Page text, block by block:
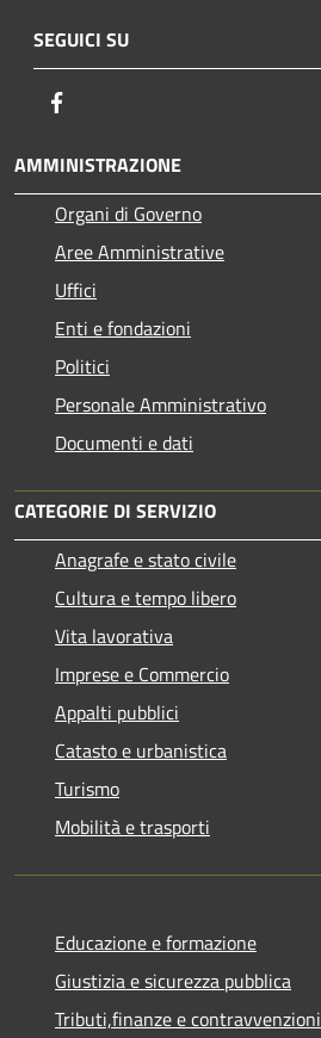
SEGUICI SU
AMMINISTRAZIONE
Organi di Governo
Aree Amministrative
Uffici
Enti e fondazioni
Politici
Personale Amministrativo
Documenti e dati
CATEGORIE DI SERVIZIO
Anagrafe e stato civile
Cultura e tempo libero
Vita lavorativa
Imprese e Commercio
Appalti pubblici
Catasto e urbanistica
Turismo
Mobilità e trasporti
Educazione e formazione
Giustizia e sicurezza pubblica
Tributi,finanze e contravvenzioni